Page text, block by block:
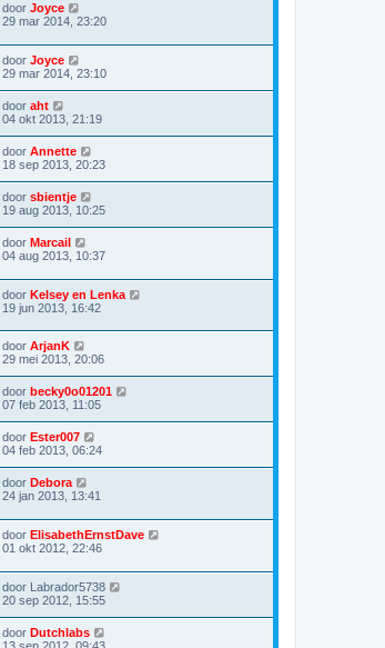
door Joyce
29 mar 2014, 23:20
door Joyce
29 mar 2014, 23:10
door aht
04 okt 2013, 21:19
door Annette
18 sep 2013, 20:23
door sbientje
19 aug 2013, 10:25
door Marcail
04 aug 2013, 10:37
door Kelsey en Lenka
19 jun 2013, 16:42
door ArjanK
29 mei 2013, 20:06
door becky0o01201
07 feb 2013, 11:05
door Ester007
04 feb 2013, 06:24
door Debora
24 jan 2013, 13:41
door ElisabethErnstDave
01 okt 2012, 22:46
door Labrador5738
20 sep 2012, 15:55
door Dutchlabs